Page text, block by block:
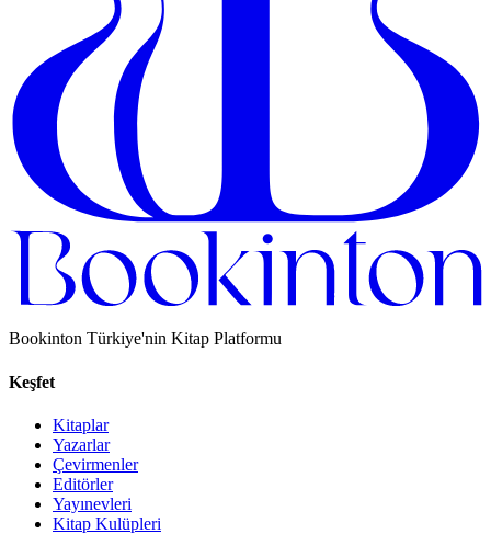
Bookinton Türkiye'nin Kitap Platformu
Keşfet
Kitaplar
Yazarlar
Çevirmenler
Editörler
Yayınevleri
Kitap Kulüpleri